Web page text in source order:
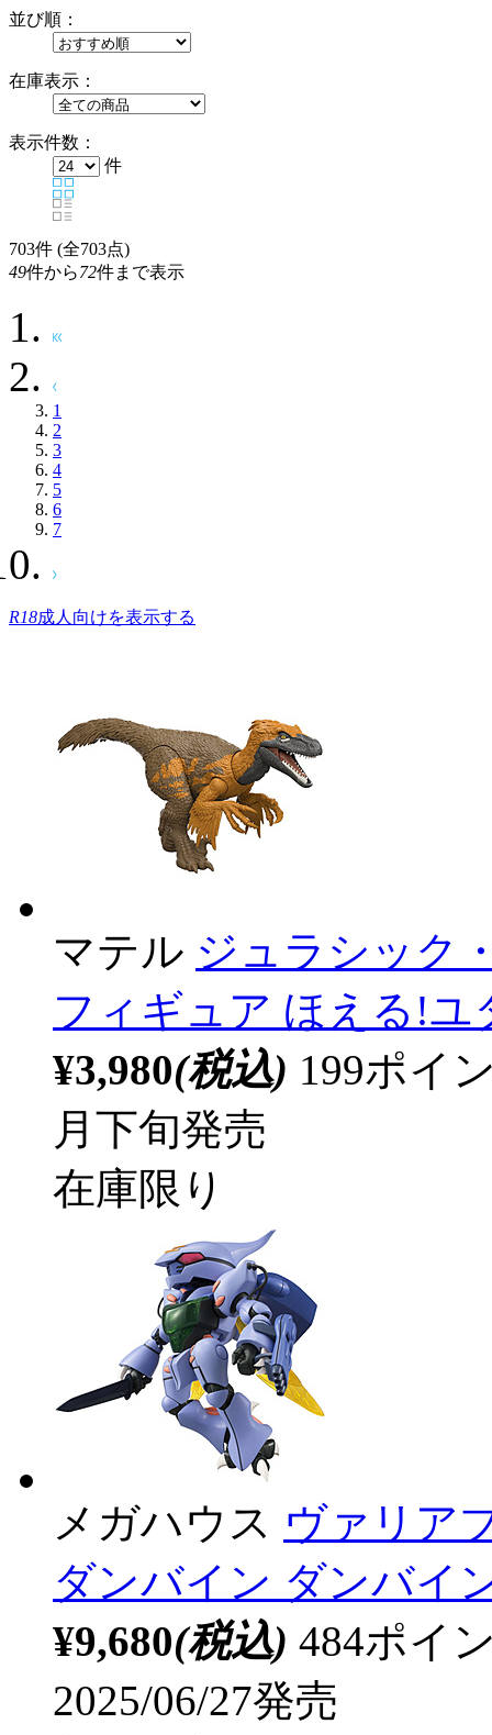
並び順：
在庫表示：
表示件数：
件
703件 (全703点)
49件から72件まで表示
1
2
3
4
5
6
7
R18成人向けを表示する
マテル ジュラシック
フィギュア ほえる!ユ
¥3,980(税込) 199ポイ
月下旬発売
在庫限り
メガハウス ヴァリア
ダンバイン ダンバイ
¥9,680(税込) 484ポイ
2025/06/27発売